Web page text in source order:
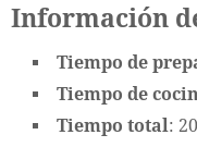
Información
Tiempo de
Tiempo de
Tiempo total: